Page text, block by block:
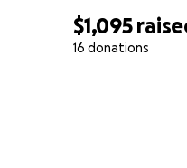
$1,095
16 donations